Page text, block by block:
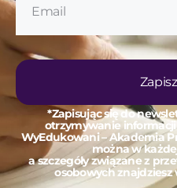
*Zapisując się do
otrzymywanie
WyEdukowani – Akademia
można w
a szczegóły związane z
osobowych